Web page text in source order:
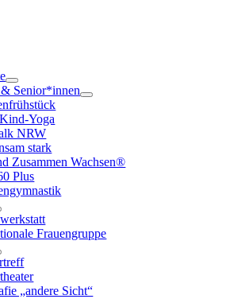
Senior*innen
Yoga
NRW
stark
Zusammen Wachsen®
Plus
Frauengruppe
„andere Sicht“